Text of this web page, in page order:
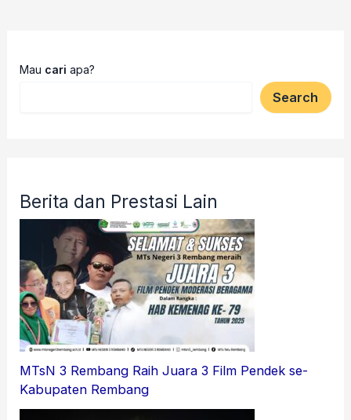
Mau cariapa?
Search
Berita dan Prestasi Lain
MTsN 3 Rembang Raih Juara 3 Film Pendek se-
Kabupaten Rembang